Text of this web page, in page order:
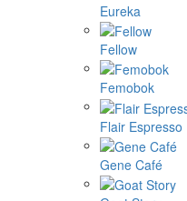
Eureka
Fellow
Femobok
Flair Espresso
Gene Café